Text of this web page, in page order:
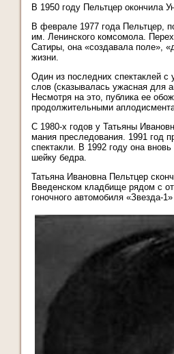
В 1950 году Пельтцер окончила
В феврале 1977 года Пельтцер,
им. Ленинского комсомола.
Сатиры, она «создавала поле»,
жизни.
Один из последних спектаклей с
слов (сказывалась ужасная для
Несмотря на это, публика ее
продолжительными
С 1980-х годов у Татьяны
мания преследования. 1991 год
спектакли. В 1992 году она
шейку бедра.
Татьяна Ивановна Пельтцер
Введенском кладбище рядом с
гоночного автомобиля «Звезда-